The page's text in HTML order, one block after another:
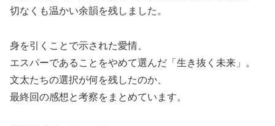
切なくも温かい余韻を残しました。
身を引くことで示された愛情、
エスパーであることをやめて選んだ「生き抜く未来」。
文太たちの選択が何を残したのか、
最終回の感想と考察をまとめています。